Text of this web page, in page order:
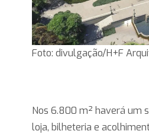
Foto: divulgação/H+F
Nos 6.800 m² haverá um
loja, bilheteria e